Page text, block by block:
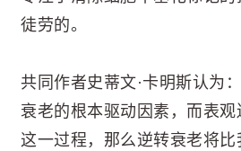
徒劳的。
共同作者史蒂文·卡明斯认为
衰老的根本驱动因素，而表
这一过程，那么逆转衰老将